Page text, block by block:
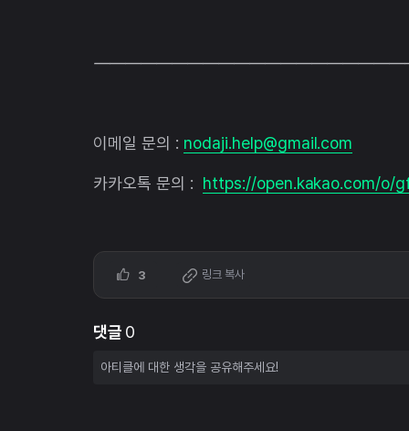
이메일 문의 : nodaji.help@gmail.com
카카오톡 문의 : https://open.kakao.com/o/
3 링크 복사
댓글 0